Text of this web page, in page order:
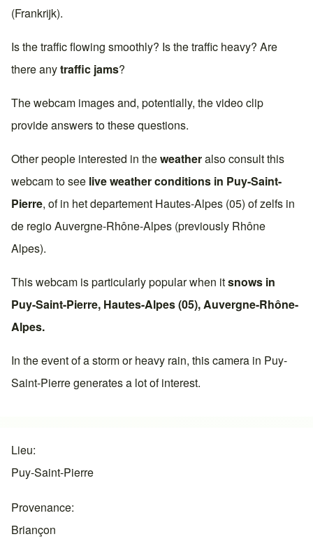
(Frankrijk).
Is the traffic flowing smoothly? Is the traffic heavy? Are
there anytraffic jams?
The webcam images and, potentially, the video clip
provide answers to these questions.
Other people interested in theweatheralso consult this
webcam to see live weather conditions in Puy-Saint-
Pierre, of in het departement Hautes-Alpes (05) of zelfs in
de regioAuvergne-Rhône-Alpes (previously Rhône
Alpes).
This webcam is particularly popular when itsnows in
Puy-Saint-Pierre, Hautes-Alpes (05),Auvergne-Rhône-
Alpes.
In the event of a storm or heavy rain, this camera in Puy-
Saint-Pierregenerates a lot of interest.
Lieu
Puy-Saint-Pierre
Provenance
Briançon